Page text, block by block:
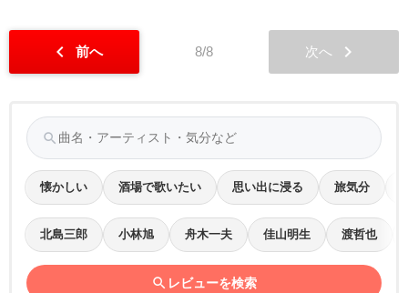
chevron_left 前へ 8/8 次へ chevron_right
search
懐かしい 酒場で歌いたい 思い出に浸る 旅気分
北島三郎 小林旭 舟木一夫 佳山明生 渡哲也
search レビューを検索